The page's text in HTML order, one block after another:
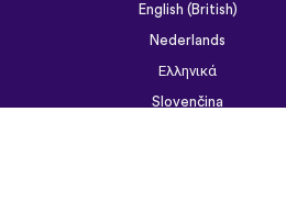
English (British)
Nederlands
Ελληνικά
Slovenčina